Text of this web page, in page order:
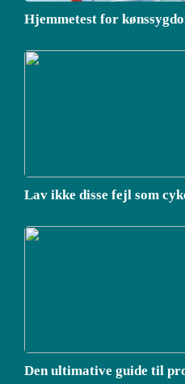
Hjemmetest for
Lav ikke disse fejl som
Den ultimative guide til